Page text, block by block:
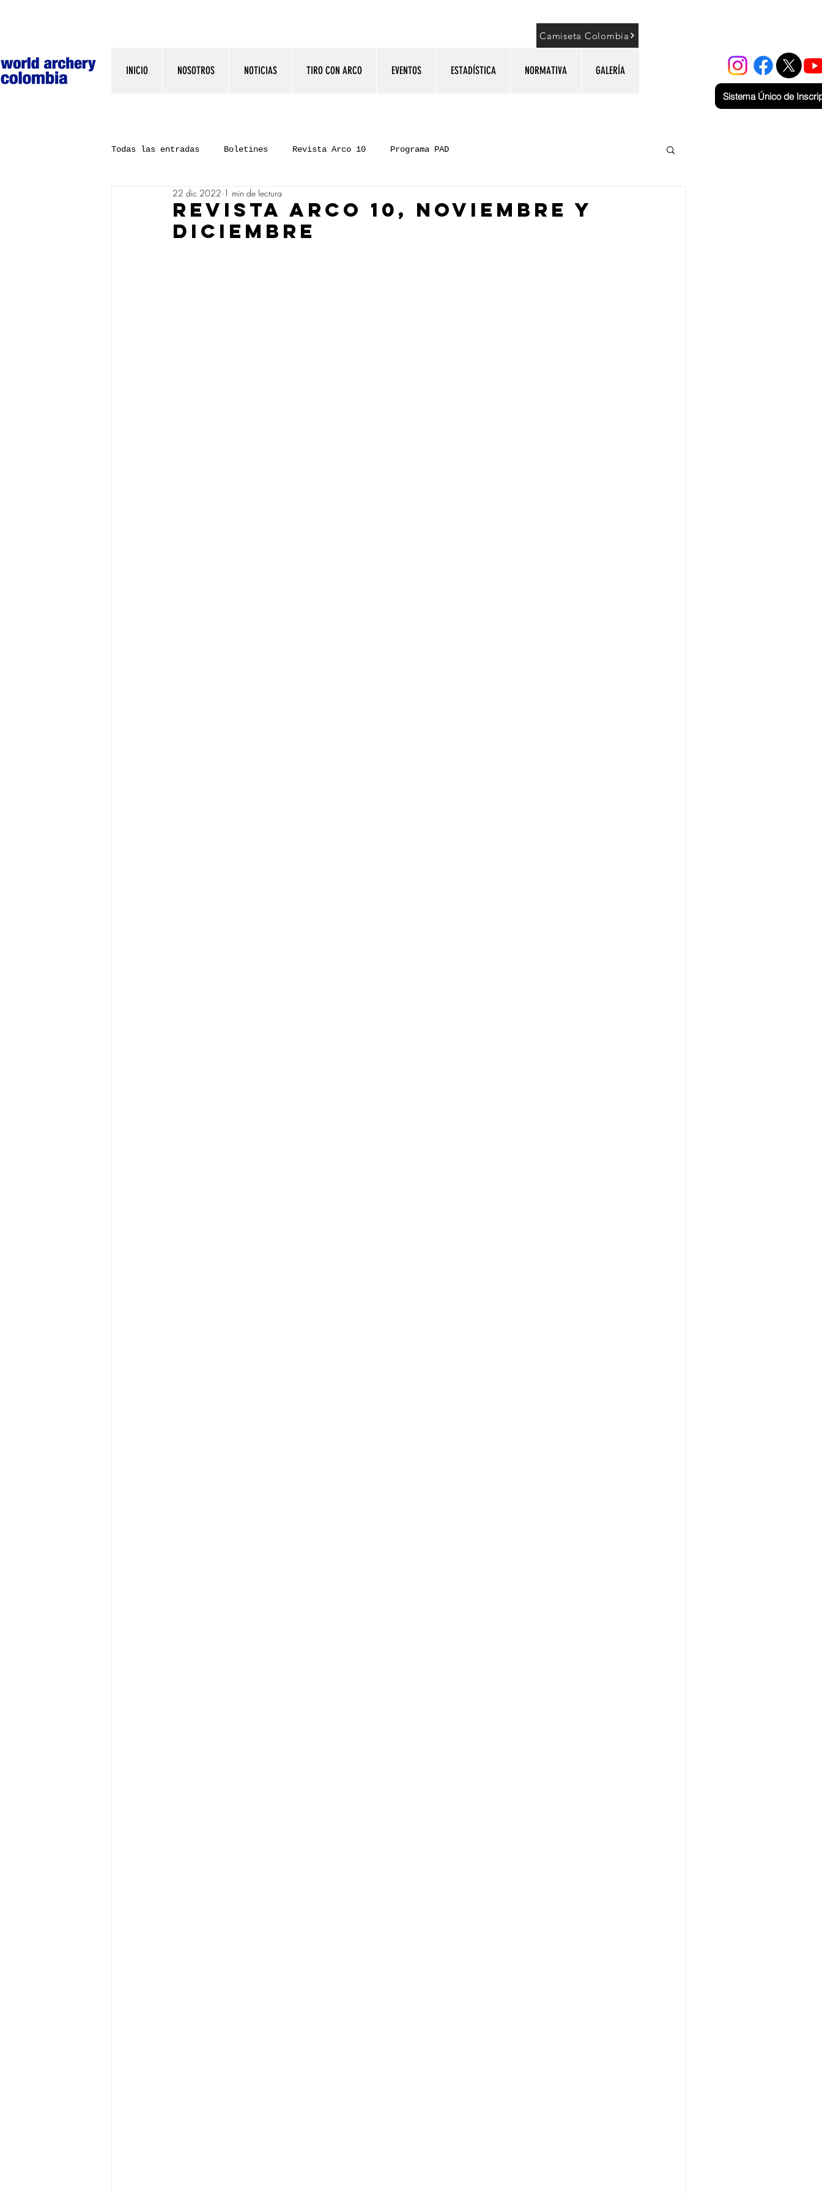
Camiseta Colombia
INICIO NOSOTROS NOTICIAS TIRO CON ARCO EVENTOS ESTADÍSTICA NORMATIVA GALERÍA
Sistema Único de
Todas las entradas Boletines Revista Arco 10 Programa PAD
REVISTA ARCO 10, NOVIEMBRE Y
DICIEMBRE
22 dic 2022 1 min de lectura